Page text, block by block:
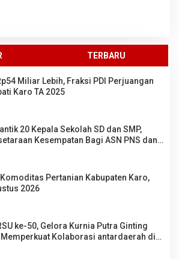
TERBARU
Miliar Lebih, Fraksi PDI Perjuangan
Karo TA 2025
20 Kepala Sekolah SD dan SMP,
Kesempatan Bagi ASN PNS dan
Pertanian Kabupaten Karo,
2026
ke-50, Gelora Kurnia Putra Ginting
Memperkuat Kolaborasi antardaerah di